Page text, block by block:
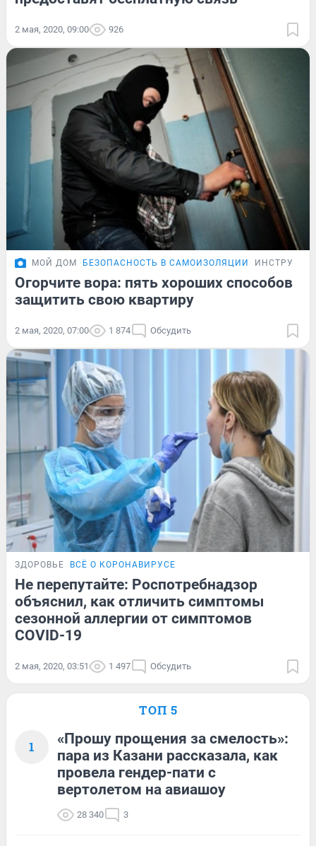
2 мая, 2020, 09:00 926
МОЙ ДОМ БЕЗОПАСНОСТЬ В САМОИЗОЛЯЦИИ
Огорчите вора: пять хороших способов
защитить свою квартиру
2 мая, 2020, 07:00 1 874 Обсудить
ЗДОРОВЬЕ ВСЁ О КОРОНАВИРУСЕ
Не перепутайте: Роспотребнадзор
объяснил, как отличить симптомы
сезонной аллергии от симптомов
COVID-19
2 мая, 2020, 03:51 1 497 Обсудить
ТОП 5
1
«Прошу прощения за смелость»:
пара из Казани рассказала, как
провела гендер-пати с
вертолетом на авиашоу
28 340 3